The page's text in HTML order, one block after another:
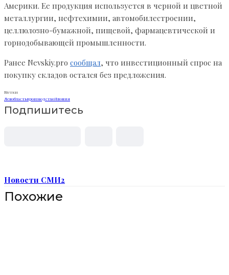
Америки. Ее продукция используется в черной и цветной
металлургии, нефтехимии, автомобилестроении,
целлюлозно-бумажной, пищевой, фармацевтической и
горнодобывающей промышленности.
Ранее Nevskiy.pro сообщал, что инвестиционный спрос на
покупку складов остался без предложения.
Метки
ЛенобластьпроизводствоЯпония
Подпишитесь
Новости СМИ2
Похожие